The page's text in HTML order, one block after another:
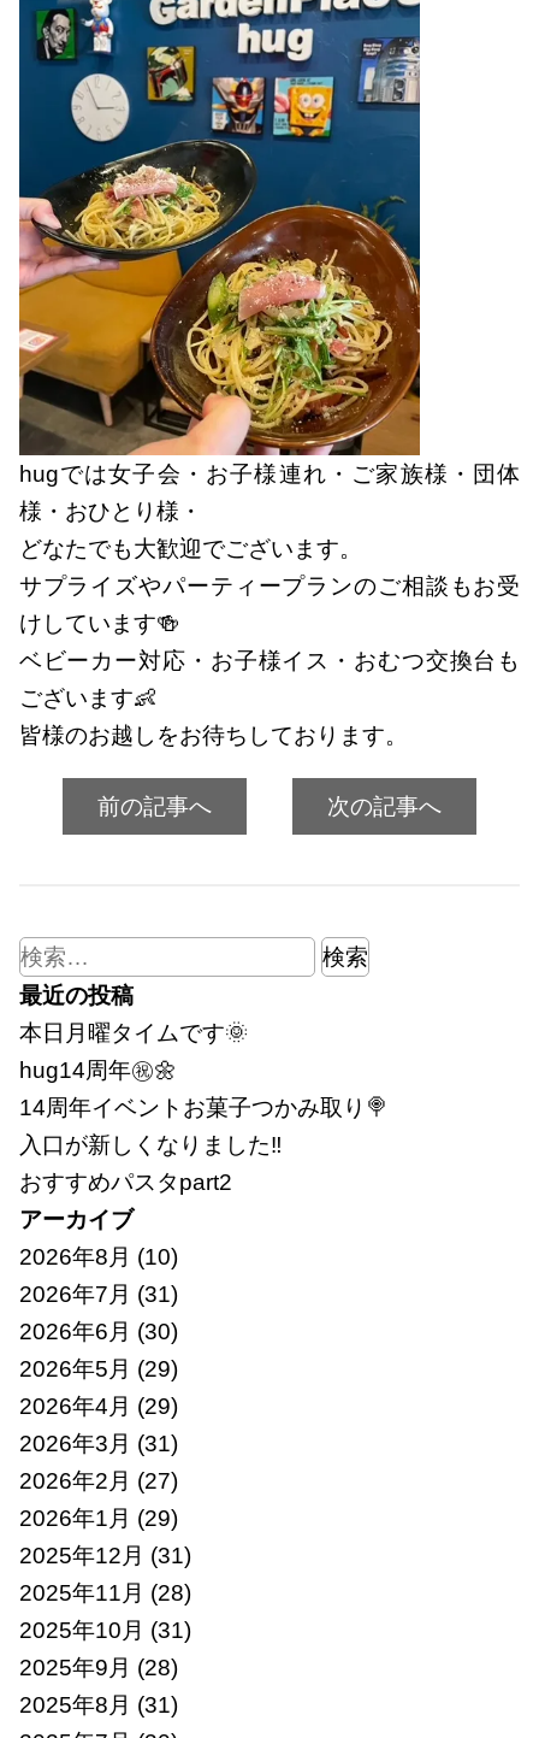
hugでは女子会・お子様連れ・ご家族様・団体
様・おひとり様・
どなたでも大歓迎でございます。
サプライズやパーティープランのご相談もお受
けしています🍻
ベビーカー対応・お子様イス・おむつ交換台も
ございます👶
皆様のお越しをお待ちしております。
前の記事へ 次の記事へ
検
索:
最近の投稿
本日月曜タイムです🌞
hug14周年㊗🌼
14周年イベントお菓子つかみ取り🍭
入口が新しくなりました‼
おすすめパスタpart2
アーカイブ
2026年8月 (10)
2026年7月 (31)
2026年6月 (30)
2026年5月 (29)
2026年4月 (29)
2026年3月 (31)
2026年2月 (27)
2026年1月 (29)
2025年12月 (31)
2025年11月 (28)
2025年10月 (31)
2025年9月 (28)
2025年8月 (31)